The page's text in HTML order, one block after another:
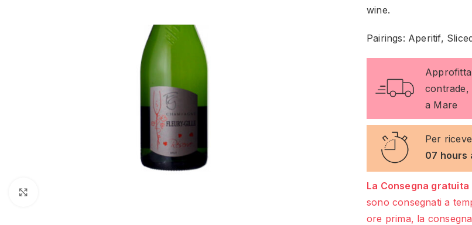
wine.
Pairings: Aperitif,
contrade,
a Mare
Per
07 hours
La Consegna gratuita
sono consegnati a
ore prima, la